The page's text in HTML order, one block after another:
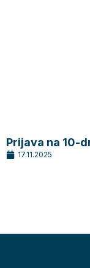
Prijava na 10-
17.11.2025